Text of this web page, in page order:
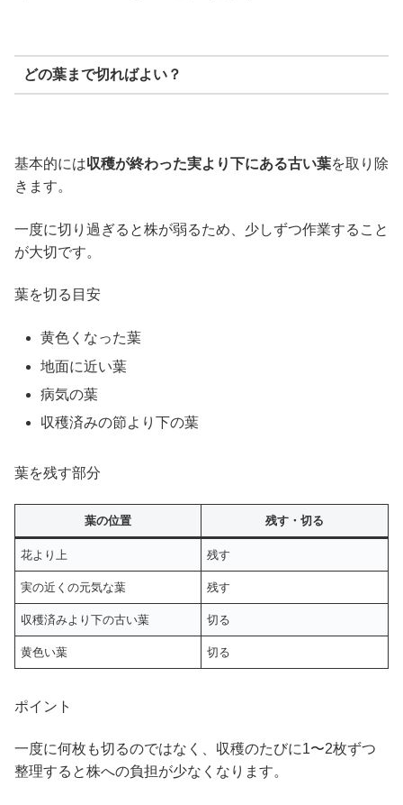
どの葉まで切ればよい？
基本的には収穫が終わった実より下にある古い葉を取り除
きます。
一度に切り過ぎると株が弱るため、少しずつ作業すること
が大切です。
葉を切る目安
黄色くなった葉
地面に近い葉
病気の葉
収穫済みの節より下の葉
葉を残す部分
葉の位置 残す・切る
花より上 残す
実の近くの元気な葉 残す
収穫済みより下の古い葉 切る
黄色い葉 切る
ポイント
一度に何枚も切るのではなく、収穫のたびに1〜2枚ずつ
整理すると株への負担が少なくなります。